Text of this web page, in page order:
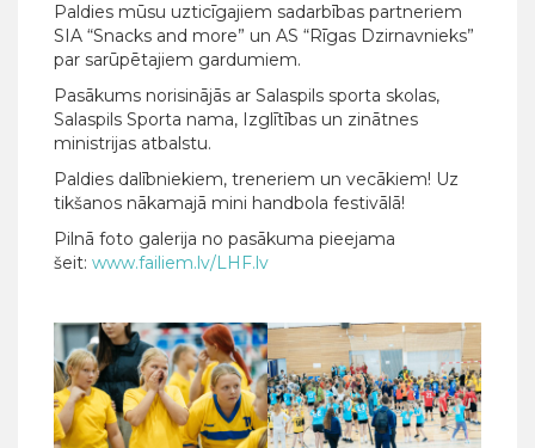
Paldies mūsu uzticīgajiem sadarbības partneriem
SIA “Snacks and more” un AS “Rīgas Dzirnavnieks”
par sarūpētajiem gardumiem.
Pasākums norisinājās ar Salaspils sporta skolas,
Salaspils Sporta nama, Izglītības un zinātnes
ministrijas atbalstu.
Paldies dalībniekiem, treneriem un vecākiem! Uz
tikšanos nākamajā mini handbola festivālā!
Pilnā foto galerija no pasākuma pieejama
šeit: www.failiem.lv/LHF.lv